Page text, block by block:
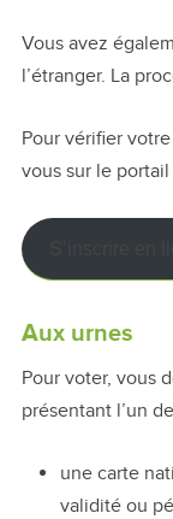
Vous avez
l’étranger. La
Pour vérifier
vous sur le portail
Aux urnes
Pour voter, vous
présentant l’un
une carte
validité ou